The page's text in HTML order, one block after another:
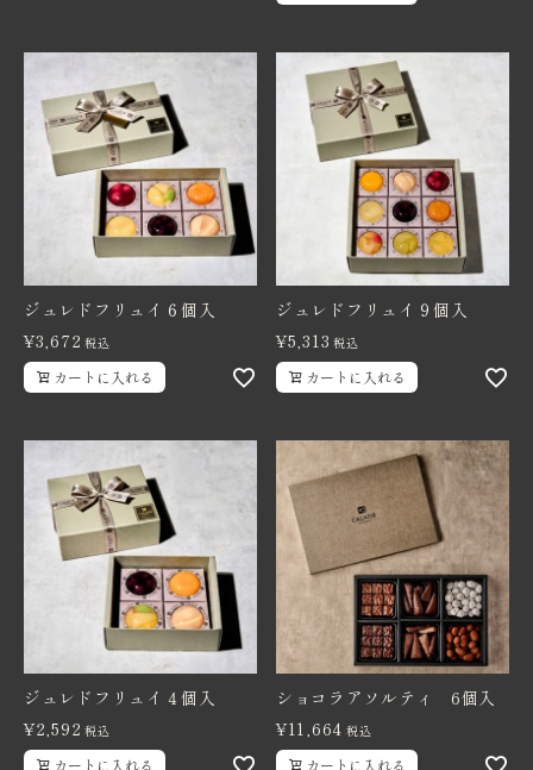
ジュレドフリュイ６個入
¥3,672 税込
カートに入れる
ジュレドフリュイ９個入
¥5,313 税込
カートに入れる
ジュレドフリュイ４個入
¥2,592 税込
カートに入れる
ショコラアソルティ 6個入
¥11,664 税込
カートに入れる